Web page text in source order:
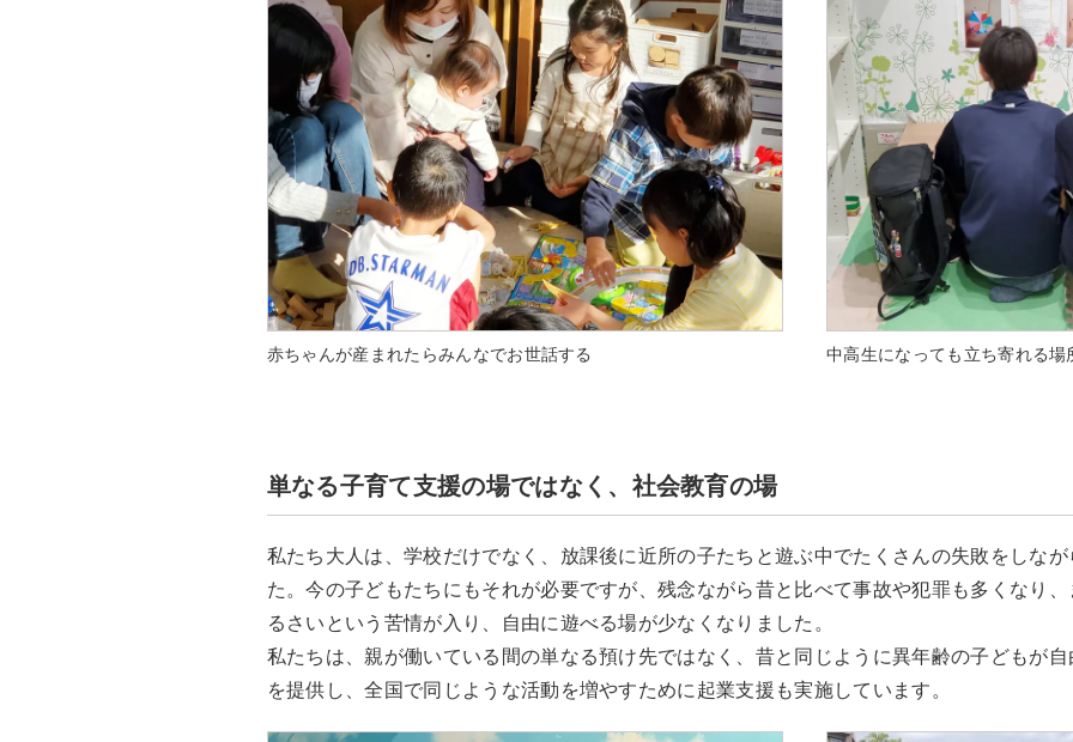
赤ちゃんが産まれたらみんなでお世話する 中高生になっても立ち寄れる場
単なる子育て支援の場ではなく、社会教育の場
私たち大人は、学校だけでなく、放課後に近所の子たちと遊ぶ中でたくさんの失敗をしな
た。今の子どもたちにもそれが必要ですが、残念ながら昔と比べて事故や犯罪も多くなり
るさいという苦情が入り、自由に遊べる場が少なくなりました。
私たちは、親が働いている間の単なる預け先ではなく、昔と同じように異年齢の子どもが
を提供し、全国で同じような活動を増やすために起業支援も実施しています。